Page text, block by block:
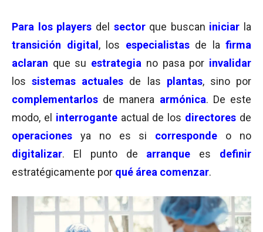
Para los players del sector que buscan iniciar la
transición digital , los especialistas de la firma
aclaran que su estrategia no pasa por invalidar
lossistemas actuales de las plantas, sino por
complementarlos de manera armónica. De este
modo, el interrogante actual de los directores de
operaciones
ya no es si corresponde
o no
digitalizar. El punto de arranque es definir
estratégicamente por qué área comenzar.